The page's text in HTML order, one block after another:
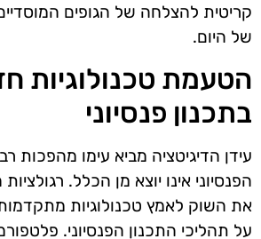
קריטית להצלחה של הגופים
של היום.
הטעמת טכנולוגיות
בתכנון פנסיוני
עידן הדיגיטציה מביא עימו מהפכות
הפנסיוני אינו יוצא מן הכלל.
את השוק לאמץ טכנולוגיות
על תהליכי התכנון הפנסיוני.